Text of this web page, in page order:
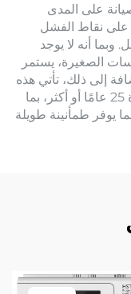
على المدى
على نقاط الفشل
أنه لا يوجد
الصغيرة، يستمر
إلى ذلك، تأتي هذه
الأجهزة عادةً مع ضمانات ممتدة، غالبًا لمدة 25 عامًا أو أكثر، بما
يوفر طمأنينة طويلة